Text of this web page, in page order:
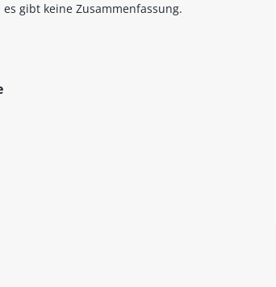
gibt keine Zusammenfassung.